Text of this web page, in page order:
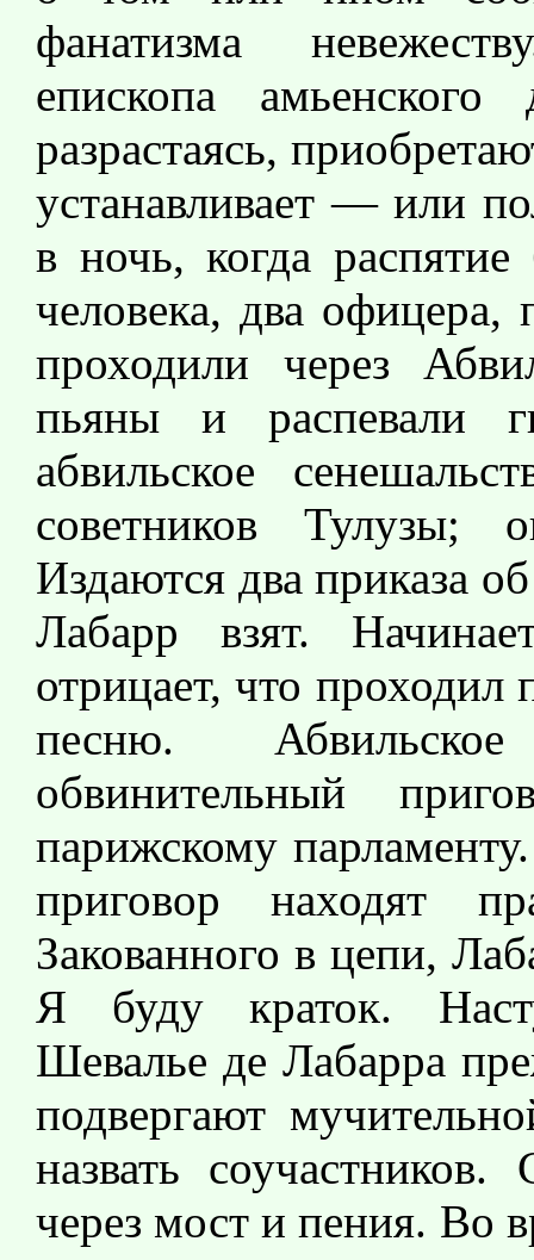
фанатизма
епископа
разрастаясь,
устанавливает — или
в ночь, когда
человека, два
проходили через
пьяны и распевали
абвильское
советников Тулузы;
Издаются два приказа
Лабарр взят.
отрицает, что проходил
песню.
обвинительный
парижскому
приговор находят
Закованного в цепи,
Я буду краток.
Шевалье де Лабарра
подвергают
назвать соучастников.
через мост и пения. Во